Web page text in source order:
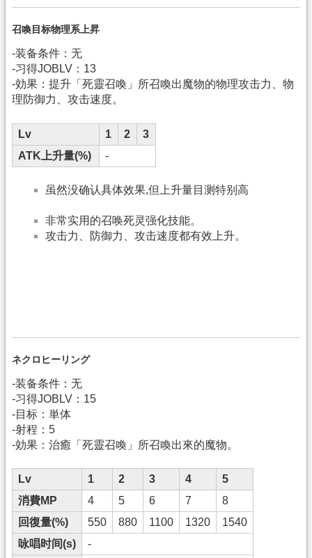
召喚目标物理系上昇
-装备条件：无
-习得JOBLV：13
-効果：提升「死靈召喚」所召喚出魔物的物理攻击力、物
理防御力、攻击速度。
Lv 1 2
3
ATK上升量(%)
-
虽然没确认具体效果,但上升量目测特别高
非常实用的召唤死灵强化技能。
攻击力、防御力、攻击速度都有效上升。
ネクロヒーリング
-装备条件：无
-习得JOBLV：15
-目标：単体
-射程：5
-効果：治癒「死靈召喚」所召喚出來的魔物。
Lv 1 2 3 4
5
消費MP
4 5 6 7
8
回復量(%)
550 880 1100 1320
1540
咏唱时间(s)
-